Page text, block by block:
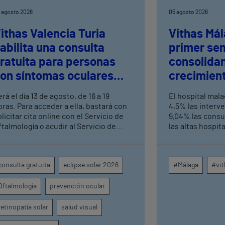
agosto 2026
Valencia Turia
una consulta
para personas
síntomas oculares
el eclipse solar
el día 13 de agosto, de 16 a 19
Para acceder a ella, bastará con
cita online con el Servicio de
o acudir al Servicio de
gratuita eclipse solar 2026
prevención ocular
solar salud visual
05 agosto 2026
Vithas
primer
consultas
altas
El hospital
4,5% las
9,04% las
las altas
centros
provincia
#Málaga